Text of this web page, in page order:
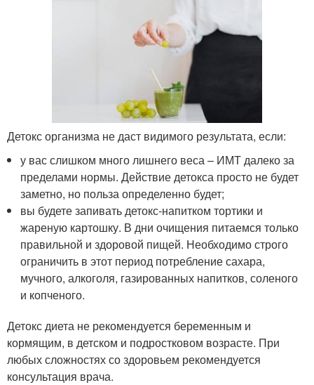
Детокс организма не даст видимого результата, если:
у вас слишком много лишнего веса – ИМТ далеко за
пределами нормы. Действие детокса просто не будет
заметно, но польза определенно будет;
вы будете запивать детокс-напитком тортики и
жареную картошку. В дни очищения питаемся только
правильной и здоровой пищей. Необходимо строго
ограничить в этот период потребление сахара,
мучного, алкоголя, газированных напитков, соленого
и копченого.
Детокс диета не рекомендуется беременным и
кормящим, в детском и подростковом возрасте. При
любых сложностях со здоровьем рекомендуется
консультация врача.